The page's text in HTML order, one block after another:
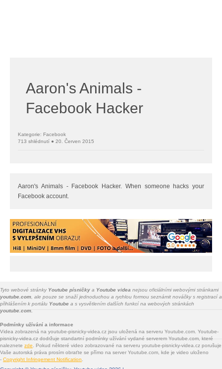
Aaron's Animals -
Facebook Hacker
Kategorie: Facebook
713 shlédnutí ● 20. Červen 2015
Aaron's Animals - Facebook Hacker. When someone hacks your
Facebook account.
Tyto webové stránky Youtube písničky a Youtube videa nejsou oficiálními webovými stránkami
youtube.com , ale pouze se snaží jednoduchou a rychlou formou seznámit nováčky s registrací a
přihlášením k portálu Youtube a s vysvětlením dalších funkcí na webových stránkách
youtube.com.
Podmínky užívání a informace
Videa zobrazená na youtube-pisnicky-videa.cz jsou uložená na serveru Youtube.com. Youtube-
pisnicky-videa.cz dodržuje standartní podmínky užívání vydané serverem Youtube.com, které
naleznete zde . Pokud některé video zobrazované na serveru youtube-pisnicky-videa.cz porušuje
Vaše autorská práva prosím obraťte se přímo na server Youtube.com, kde je video uloženo
- Copyright Infringement Notification